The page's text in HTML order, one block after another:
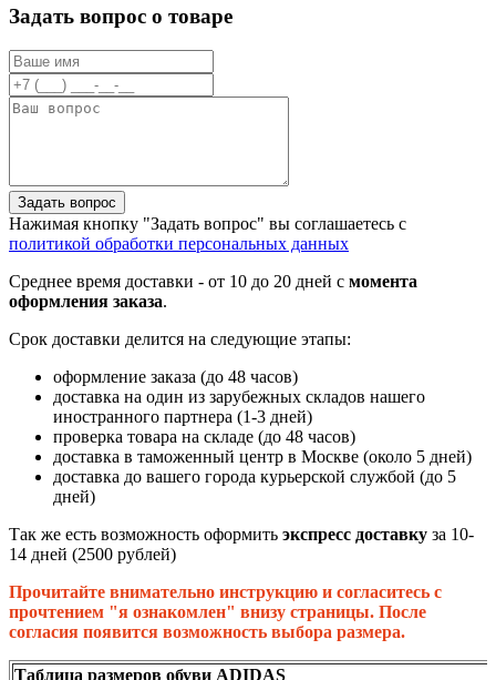
Задать вопрос о товаре
Задать вопрос
Нажимая кнопку "Задать вопрос" вы соглашаетесь с
политикой обработки персональных данных
Среднее время доставки - от 10 до 20 дней с момента
оформления заказа.
Срок доставки делится на следующие этапы:
оформление заказа (до 48 часов)
доставка на один из зарубежных складов нашего
иностранного партнера (1-3 дней)
проверка товара на складе (до 48 часов)
доставка в таможенный центр в Москве (около 5 дней)
доставка до вашего города курьерской службой (до 5
дней)
Так же есть возможность оформить экспресс доставку за 10-
14 дней (2500 рублей)
Прочитайте внимательно инструкцию и согласитесь с
прочтением "я ознакомлен" внизу страницы. После
согласия появится возможность выбора размера.
Таблица размеров обуви ADIDAS